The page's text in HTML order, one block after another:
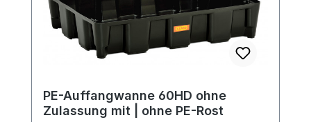
PE-Auffangwanne 60HD ohne
Zulassung mit | ohne PE-Rost